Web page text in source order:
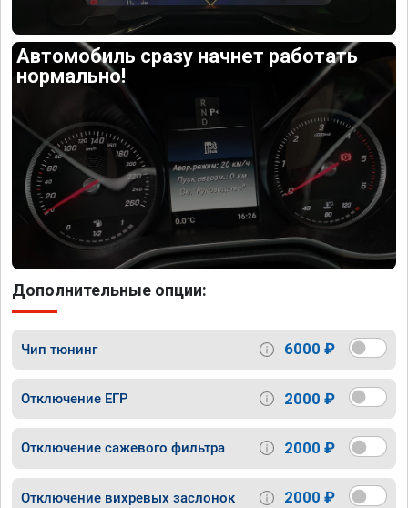
Автомобиль сразу начнет работать
нормально!
Дополнительные опции:
Чип тюнинг 6000 ₽
Отключение ЕГР 2000 ₽
Отключение сажевого фильтра 2000 ₽
Отключение вихревых заслонок 2000 ₽